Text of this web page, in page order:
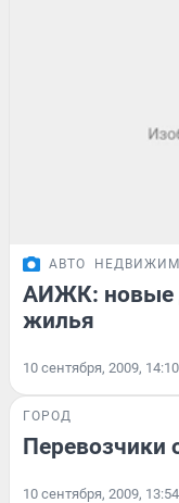
АВТО
АИЖК: новые
жилья
10 сентября, 2009, 14:10
ГОРОД
Перевозчики
10 сентября, 2009, 13:54